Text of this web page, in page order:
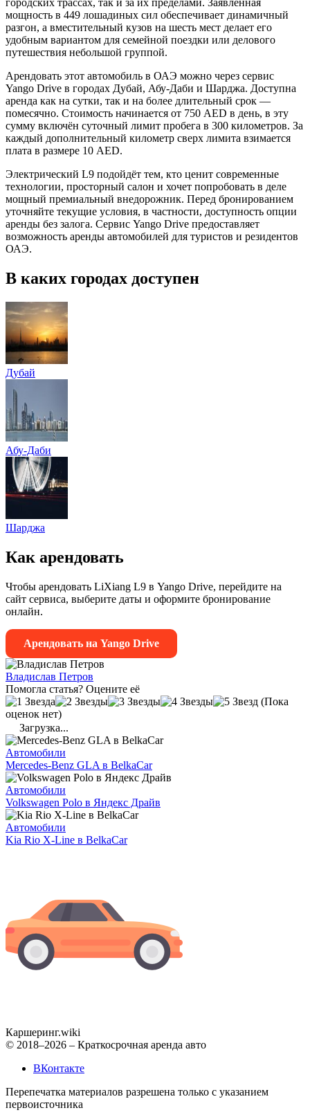
городских трассах, так и за их пределами. Заявленная
мощность в 449 лошадиных сил обеспечивает динамичный
разгон, а вместительный кузов на шесть мест делает его
удобным вариантом для семейной поездки или делового
путешествия небольшой группой.
Арендовать этот автомобиль в ОАЭ можно через сервис
Yango Drive в городах Дубай, Абу-Даби и Шарджа. Доступна
аренда как на сутки, так и на более длительный срок —
помесячно. Стоимость начинается от 750 AED в день, в эту
сумму включён суточный лимит пробега в 300 километров. За
каждый дополнительный километр сверх лимита взимается
плата в размере 10 AED.
Электрический L9 подойдёт тем, кто ценит современные
технологии, просторный салон и хочет попробовать в деле
мощный премиальный внедорожник. Перед бронированием
уточняйте текущие условия, в частности, доступность опции
аренды без залога. Сервис Yango Drive предоставляет
возможность аренды автомобилей для туристов и резидентов
ОАЭ.
В каких городах доступен
Дубай
Абу-Даби
Шарджа
Как арендовать
Чтобы арендовать LiXiang L9 в Yango Drive, перейдите на
сайт сервиса, выберите даты и оформите бронирование
онлайн.
Арендовать на Yango Drive
Владислав Петров
Помогла статья? Оцените её
(Пока
оценок нет)
Загрузка...
Автомобили
Mercedes-Benz GLA в BelkaCar
Автомобили
Volkswagen Polo в Яндекс Драйв
Автомобили
Kia Rio X-Line в BelkaCar
Каршеринг.wiki
© 2018–2026 – Краткосрочная аренда авто
ВКонтакте
Перепечатка материалов разрешена только с указанием
первоисточника